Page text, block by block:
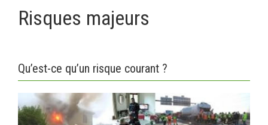
Risques majeurs
Qu’est-ce qu’un risque courant ?